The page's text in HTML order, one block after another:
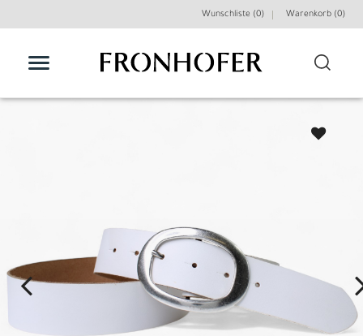
Wunschliste (0) Warenkorb (0)